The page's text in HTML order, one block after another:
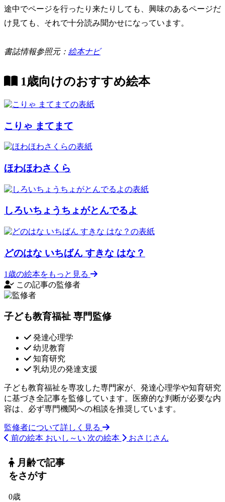
途中でページを行ったり来たりしても、興味のあるページだ
け見ても、それで十分読み聞かせになっています。
書誌情報参照元： 絵本ナビ
1歳向けのおすすめ絵本
こりゃ まてまて
ほわほわさくら
しろいちょうちょがとんでるよ
どのはな いちばん すきな はな？
1歳の絵本をもっと見る
この記事の監修者
子ども教育福祉 専門監修
発達心理学
幼児教育
知育研究
乳幼児の発達支援
子ども教育福祉を専攻した専門家が、発達心理学や知育研究
に基づき全記事を監修しています。医療的な判断が必要な内
容は、必ず専門機関への相談を推奨しています。
監修者について詳しく見る
前の絵本 おいし～い 次の絵本 おさじさん
月齢で記事
をさがす
0歳